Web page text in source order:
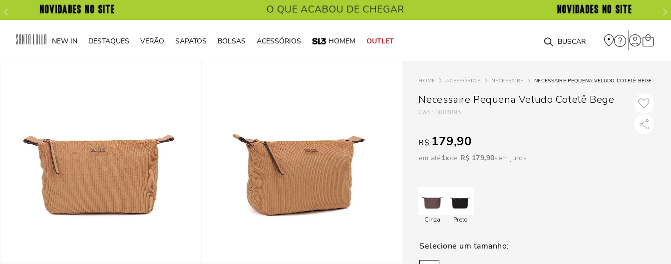
NEW IN DESTAQUES VERÃO SAPATOS BOLSAS ACESSÓRIOS HOMEM OUTLET O que você está procurando?
ACESSÓRIOS NECESSAIRE NECESSAIRE PEQUENA VELUDO COTELÊ BEGE
Necessaire Pequena Veludo Cotelê Bege
: 3004895
R$ 179,90
em até1 R$ 179,90sem juros
Cinza Preto